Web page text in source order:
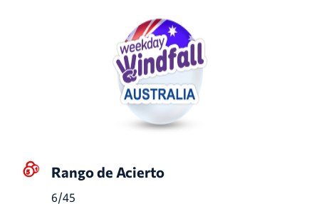
Rango de Acierto
6/45